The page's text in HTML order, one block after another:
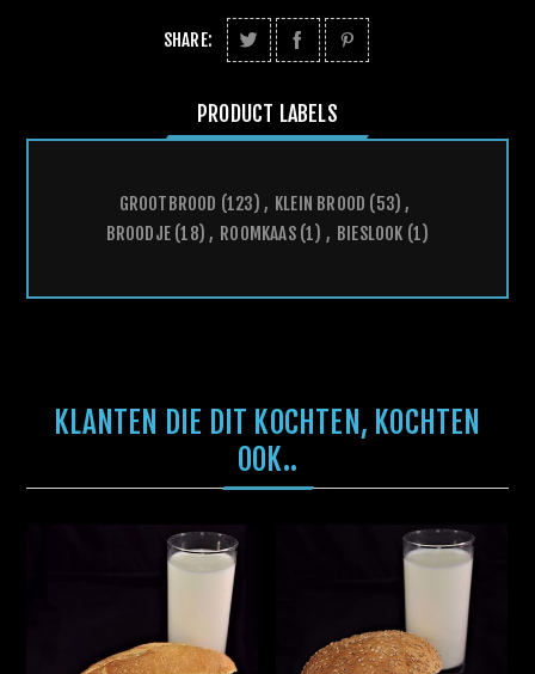
SHARE:
PRODUCT LABELS
GROOTBROOD (123) , KLEIN BROOD (53) ,
BROODJE (18) , ROOMKAAS (1) , BIESLOOK (1)
KLANTEN DIE DIT KOCHTEN, KOCHTEN
OOK..